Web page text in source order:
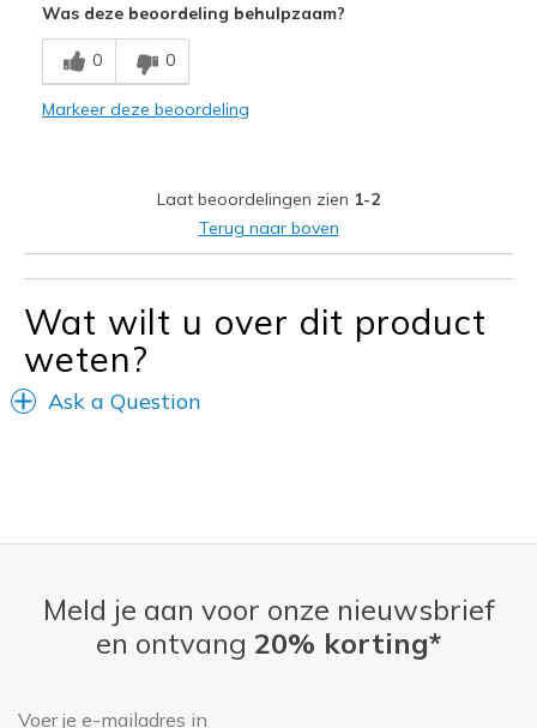
Breathe Well
Comfortable
Beste toepassingen
Casual Wear
Travel
Width
Sizing
View On Shoes
Was deze beoordeling behulpzaam?
0 0
Markeer deze beoordeling
Laat beoordelingen zien 1-2
Terug naar boven
Wat wilt u over dit product
weten?
Ask a Question
Meld je aan voor onze nieuwsbrief
en ontvang 20% korting*
E-mailadres